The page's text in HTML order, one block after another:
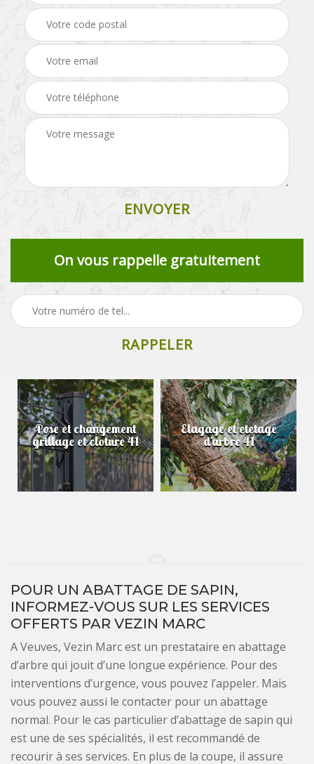
On vous rappelle gratuitement
Pose et changement
grillage et cloture 41
Elagage et etetage
d'arbre 41
POUR UN ABATTAGE DE SAPIN,
INFORMEZ-VOUS SUR LES SERVICES
OFFERTS PAR VEZIN MARC
A Veuves, Vezin Marc est un prestataire en abattage
d’arbre qui jouit d’une longue expérience. Pour des
interventions d’urgence, vous pouvez l’appeler. Mais
vous pouvez aussi le contacter pour un abattage
normal. Pour le cas particulier d’abattage de sapin qui
est une de ses spécialités, il est recommandé de
recourir à ses services. En plus de la coupe, il assure